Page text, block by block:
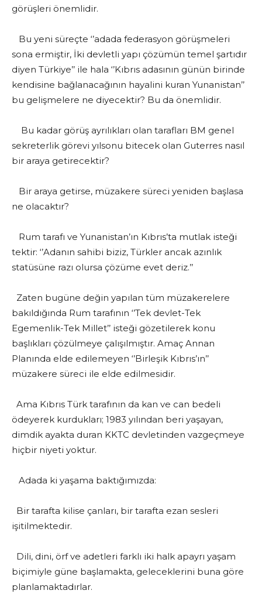
görüşleri önemlidir.
Bu yeni süreçte ‘’adada federasyon görüşmeleri
sona ermiştir, İki devletli yapı çözümün temel şartıdır
diyen Türkiye’’ ile hala ‘’Kıbrıs adasının günün birinde
kendisine bağlanacağının hayalini kuran Yunanistan’’
bu gelişmelere ne diyecektir? Bu da önemlidir.
Bu kadar görüş ayrılıkları olan tarafları BM genel
sekreterlik görevi yılsonu bitecek olan Guterres nasıl
bir araya getirecektir?
Bir araya getirse, müzakere süreci yeniden başlasa
ne olacaktır?
Rum tarafı ve Yunanistan’ın Kıbrıs’ta mutlak isteği
tektir: ‘’Adanın sahibi biziz, Türkler ancak azınlık
statüsüne razı olursa çözüme evet deriz.’’
Zaten bugüne değin yapılan tüm müzakerelere
bakıldığında Rum tarafının ‘’Tek devlet-Tek
Egemenlik-Tek Millet’’ isteği gözetilerek konu
başlıkları çözülmeye çalışılmıştır. Amaç Annan
Planında elde edilemeyen ‘’Birleşik Kıbrıs’ın’’
müzakere süreci ile elde edilmesidir.
Ama Kıbrıs Türk tarafının da kan ve can bedeli
ödeyerek kurdukları; 1983 yılından beri yaşayan,
dimdik ayakta duran KKTC devletinden vazgeçmeye
hiçbir niyeti yoktur.
Adada ki yaşama baktığımızda:
Bir tarafta kilise çanları, bir tarafta ezan sesleri
işitilmektedir.
Dili, dini, örf ve adetleri farklı iki halk apayrı yaşam
biçimiyle güne başlamakta, geleceklerini buna göre
planlamaktadırlar.